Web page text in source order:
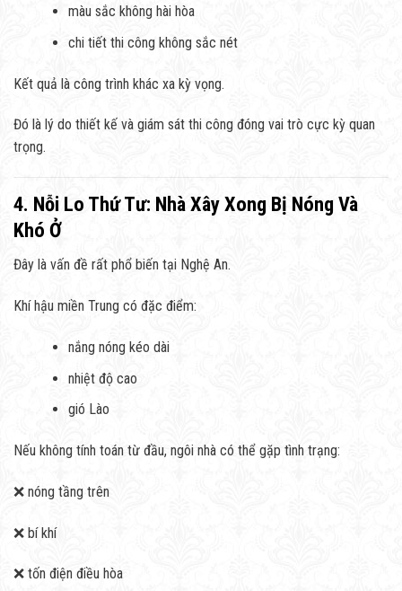
màu sắc không hài hòa
chi tiết thi công không sắc nét
Kết quả là công trình khác xa kỳ vọng.
Đó là lý do thiết kế và giám sát thi công đóng vai trò cực kỳ quan
trọng.
4. Nỗi Lo Thứ Tư: Nhà Xây Xong Bị Nóng Và
Khó Ở
Đây là vấn đề rất phổ biến tại Nghệ An.
Khí hậu miền Trung có đặc điểm:
nắng nóng kéo dài
nhiệt độ cao
gió Lào
Nếu không tính toán từ đầu, ngôi nhà có thể gặp tình trạng:
❌ nóng tầng trên
❌ bí khí
❌ tốn điện điều hòa